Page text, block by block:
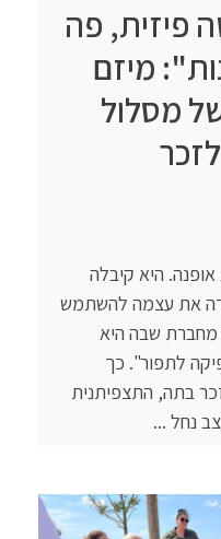
פיזית, פה
מיזם
מסלול
היא קיבלה
את עצמה להשתמש
מחברת שבה היא
לתפור". כך
בתה, התצפיתנית
נחל ...